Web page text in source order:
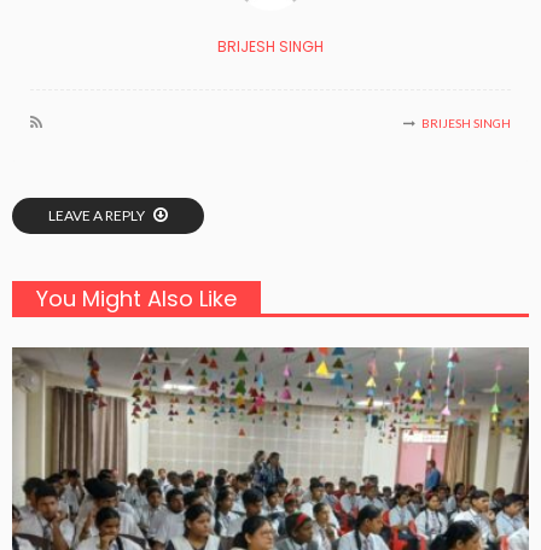
BRIJESH SINGH
BRIJESH SINGH
LEAVE A REPLY
You Might Also Like